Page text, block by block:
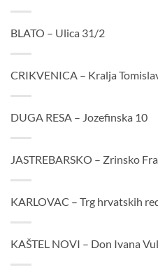
BLATO – Ulica 31/2
CRIKVENICA – Kralja
DUGA RESA – Jozefinska 10
JASTREBARSKO – Zrinsko
KARLOVAC – Trg hrvatskih
KAŠTEL NOVI – Don Ivana